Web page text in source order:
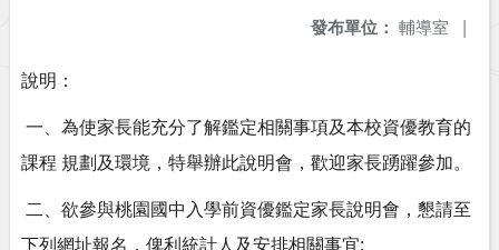
發布單位： 輔導室 |
說明：
一、為使家長能充分了解鑑定相關事項及本校資優教育的
課程 規劃及環境，特舉辦此說明會，歡迎家長踴躍參加。
二、欲參與桃園國中入學前資優鑑定家長說明會， 懇請至
下列網址報名，俾利統計人及安排相關事宜: